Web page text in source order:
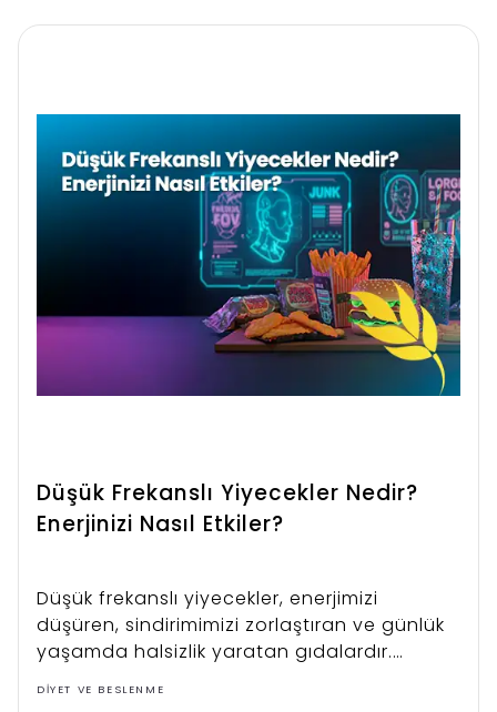
Düşük Frekanslı Yiyecekler Nedir?
Enerjinizi Nasıl Etkiler?
Düşük frekanslı yiyecekler, enerjimizi
düşüren, sindirimimizi zorlaştıran ve günlük
yaşamda halsizlik yaratan gıdalardır.
Çoğunlukla işlenmiş, şekerli ve yağlı
DIYET VE BESLENME